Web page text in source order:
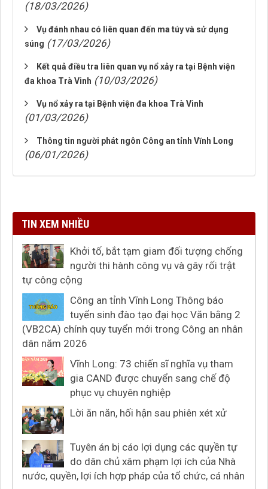
(18/03/2026)
Vụ đánh nhau có liên quan đến ma túy và sử dụng
súng (17/03/2026)
Kết quả điều tra liên quan vụ nổ xảy ra tại Bệnh viện
đa khoa Trà Vinh (10/03/2026)
Vụ nổ xảy ra tại Bệnh viện đa khoa Trà Vinh
(01/03/2026)
Thông tin người phát ngôn Công an tỉnh Vĩnh Long
(06/01/2026)
TIN XEM NHIỀU
Khởi tố, bắt tạm giam đối tượng chống
người thi hành công vụ và gây rối trật
tự công cộng
Công an tỉnh Vĩnh Long Thông báo
tuyển sinh đào tạo đại học Văn bằng 2
(VB2CA) chính quy tuyển mới trong Công an nhân
dân năm 2026
Vĩnh Long: 73 chiến sĩ nghĩa vụ tham
gia CAND được chuyển sang chế độ
phục vụ chuyên nghiệp
Lời ăn năn, hối hận sau phiên xét xử
Tuyên án bị cáo lợi dụng các quyền tự
do dân chủ xâm phạm lợi ích của Nhà
nước, quyền, lợi ích hợp pháp của tổ chức, cá nhân